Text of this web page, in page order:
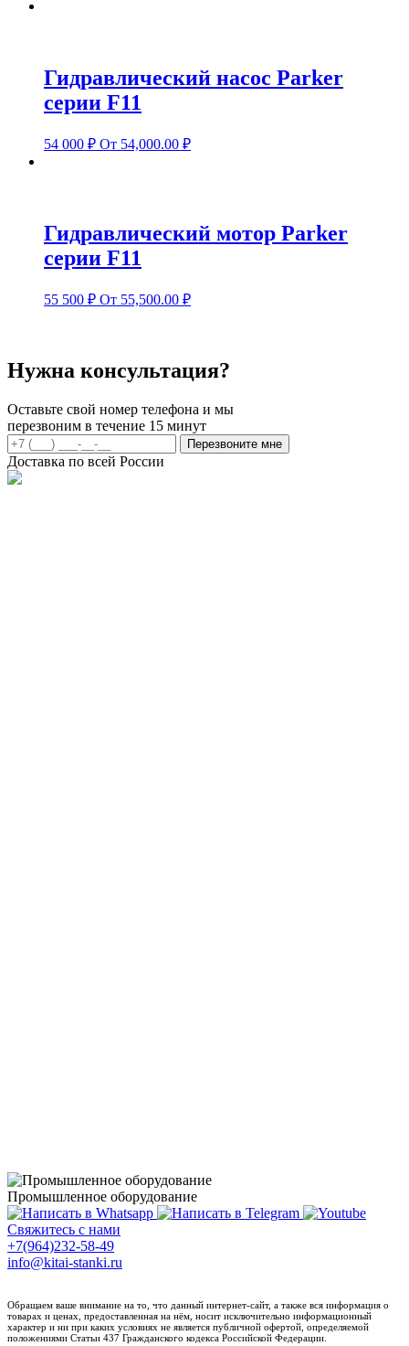
Гидравлический насос Parker
серии F11
54 000 ₽ От 54,000.00 ₽
Гидравлический мотор Parker
серии F11
55 500 ₽ От 55,500.00 ₽
Нужна консультация?
Оставьте свой номер телефона и мы
перезвоним в течение 15 минут
Перезвоните мне
Доставка по всей России
Промышленное оборудование
Свяжитесь с нами
+7(964)232-58-49
info@kitai-stanki.ru
Обращаем ваше внимание на то, что данный интернет-сайт, а также вся информация о
товарах и ценах, предоставленная на нём, носит исключительно информационный
характер и ни при каких условиях не является публичной офертой, определяемой
положениями Статьи 437 Гражданского кодекса Российской Федерации.